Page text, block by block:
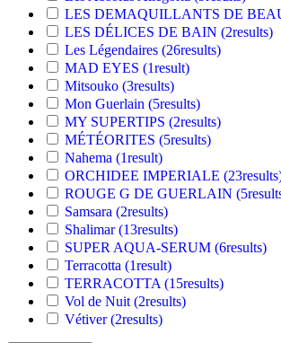
LES DEMAQUILLANTS DE
LES DÉLICES DE BAIN (2results)
Les Légendaires (26results)
MAD EYES (1result)
Mitsouko (3results)
Mon Guerlain (5results)
MY SUPERTIPS (2results)
MÉTÉORITES (5results)
Nahema (1result)
ORCHIDEE IMPERIALE (23results
ROUGE G DE GUERLAIN (5
Samsara (2results)
Shalimar(13results)
SUPER AQUA-SERUM (6results)
Terracotta (1result)
TERRACOTTA (15results)
Vol de Nuit (2results)
Vétiver(2results)